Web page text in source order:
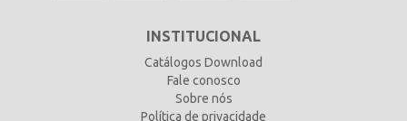
INSTITUCIONAL
Catálogos Download
Fale conosco
Sobre nós
Política de privacidade